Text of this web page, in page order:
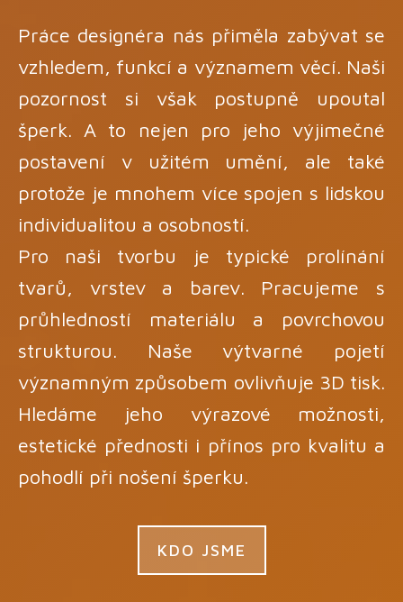
Práce designéra nás přiměla zabývat se
vzhledem, funkcí a významem věcí. Naši
pozornost si však postupně upoutal
šperk. A to nejen pro jeho výjimečné
postavení v užitém umění, ale také
protože je mnohem více spojen s lidskou
individualitou a osobností.
Pro naši tvorbu je typické prolínání
tvarů, vrstev a barev. Pracujeme s
průhledností materiálu a povrchovou
strukturou. Naše výtvarné pojetí
významným způsobem ovlivňuje 3D tisk.
Hledáme jeho výrazové možnosti,
estetické přednosti i přínos pro kvalitu a
pohodlí při nošení šperku.
KDO JSME